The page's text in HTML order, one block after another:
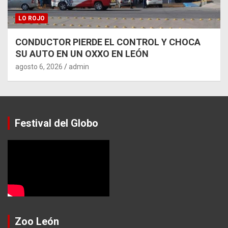
LO ROJO
CONDUCTOR PIERDE EL CONTROL Y CHOCA
SU AUTO EN UN OXXO EN LEÓN
agosto 6, 2026 admin
Festival del Globo
Zoo León